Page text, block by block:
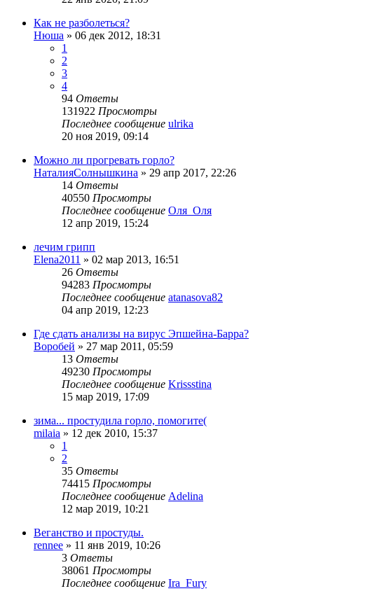
Как не разболеться?
Нюша » 06 дек 2012, 18:31
1
2
3
4
94 Ответы
131922 Просмотры
Последнее сообщение ulrika
20 ноя 2019, 09:14
Можно ли прогревать горло?
НаталияСолнышкина » 29 апр 2017, 22:26
14 Ответы
40550 Просмотры
Последнее сообщение Оля_Оля
12 апр 2019, 15:24
лечим грипп
Elena2011 » 02 мар 2013, 16:51
26 Ответы
94283 Просмотры
Последнее сообщение atanasova82
04 апр 2019, 12:23
Где сдать анализы на вирус Эпшейна-Барра?
Воробей » 27 мар 2011, 05:59
13 Ответы
49230 Просмотры
Последнее сообщение Krissstina
15 мар 2019, 17:09
зима... простудила горло, помогите(
milaia » 12 дек 2010, 15:37
1
2
35 Ответы
74415 Просмотры
Последнее сообщение Adelina
12 мар 2019, 10:21
Веганство и простуды.
rennee » 11 янв 2019, 10:26
3 Ответы
38061 Просмотры
Последнее сообщение Ira_Fury